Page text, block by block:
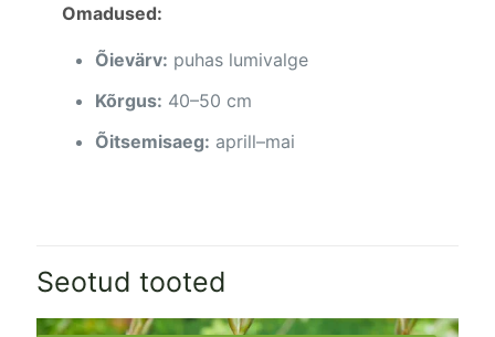
Omadused:
Õievärv: puhas lumivalge
Kõrgus: 40–50 cm
Õitsemisaeg: aprill–mai
Seotud tooted